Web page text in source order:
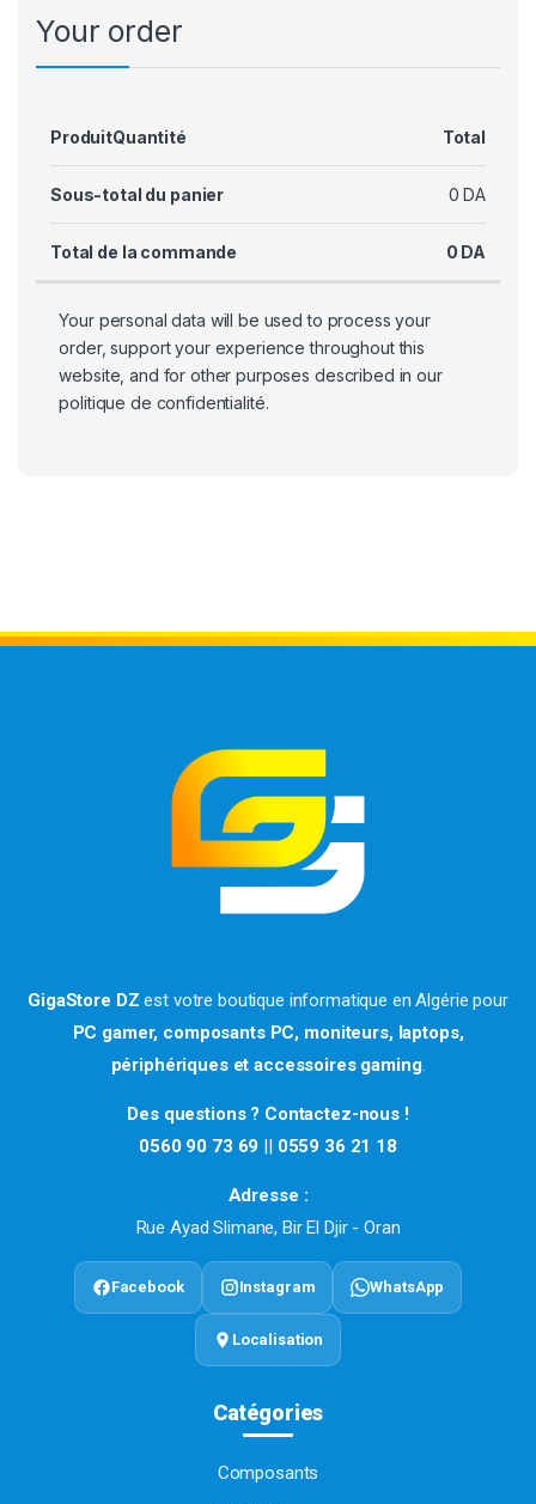
Your order
ProduitQuantité Total
Sous-total du panier 0 DA
Total de la commande 0 DA
Your personal data will be used to process your
order, support your experience throughout this
website, and for other purposes described in our
politique de confidentialité.
GigaStore DZ est votre boutique informatique en Algérie pour
PC gamer, composants PC, moniteurs, laptops,
périphériques et accessoires gaming.
Des questions ? Contactez-nous !
0560 90 73 69
0559 36 21 18
Adresse :
Rue Ayad Slimane, Bir El Djir - Oran
Facebook Instagram WhatsApp
Localisation
Catégories
Composants